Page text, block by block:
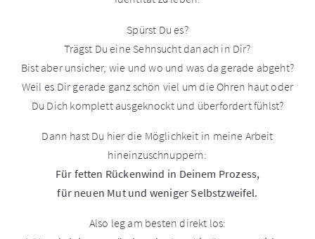
Spürst Du es?
Trägst Du eine Sehnsucht danach in Dir?
Bist aber unsicher, wie und wo und was da gerade abgeht?
Weil es Dir gerade ganz schön viel um die Ohren haut oder
Du Dich komplett ausgeknockt und überfordert fühlst?
Dann hast Du hier die Möglichkeit in meine Arbeit
hineinzuschnuppern:
Für fetten Rückenwind in Deinem Prozess,
für neuen Mut und weniger Selbstzweifel.
Also leg am besten direkt los: